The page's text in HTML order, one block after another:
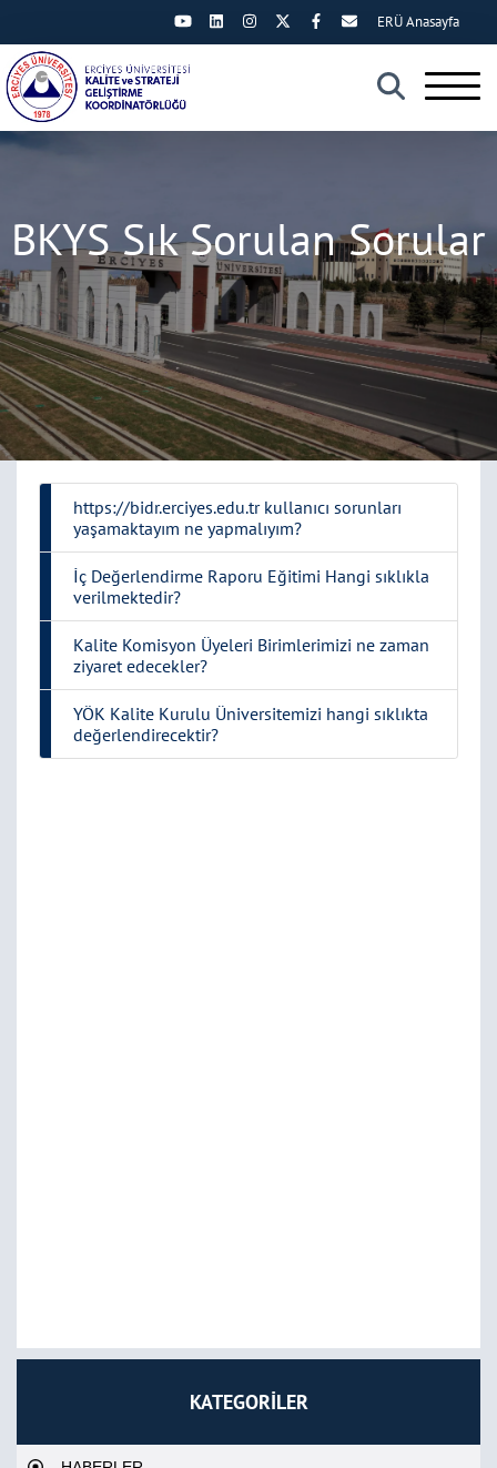
×
ERÜ Anasayfa
BKYS Sık Sorulan Sorular
KATEGORİLER
https://bidr.erciyes.edu.tr kullanıcı sorunları
yaşamaktayım ne yapmalıyım?
İç Değerlendirme Raporu Eğitimi Hangi sıklıkla
verilmektedir?
Kalite Komisyon Üyeleri Birimlerimizi ne zaman
ziyaret edecekler?
YÖK Kalite Kurulu Üniversitemizi hangi sıklıkta
değerlendirecektir?